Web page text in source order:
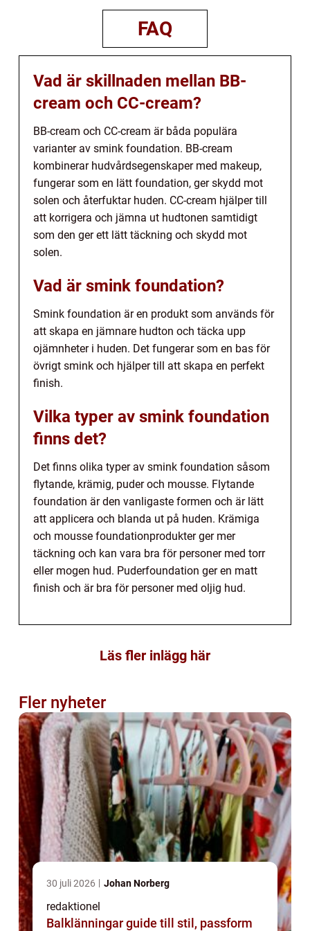
FAQ
Vad är skillnaden mellan BB-
cream och CC-cream?
BB-cream och CC-cream är båda populära
varianter av smink foundation. BB-cream
kombinerar hudvårdsegenskaper med makeup,
fungerar som en lätt foundation, ger skydd mot
solen och återfuktar huden. CC-cream hjälper till
att korrigera och jämna ut hudtonen samtidigt
som den ger ett lätt täckning och skydd mot
solen.
Vad är smink foundation?
Smink foundation är en produkt som används för
att skapa en jämnare hudton och täcka upp
ojämnheter i huden. Det fungerar som en bas för
övrigt smink och hjälper till att skapa en perfekt
finish.
Vilka typer av smink foundation
finns det?
Det finns olika typer av smink foundation såsom
flytande, krämig, puder och mousse. Flytande
foundation är den vanligaste formen och är lätt
att applicera och blanda ut på huden. Krämiga
och mousse foundationprodukter ger mer
täckning och kan vara bra för personer med torr
eller mogen hud. Puderfoundation ger en matt
finish och är bra för personer med oljig hud.
Läs fler inlägg här
Fler nyheter
30 juli 2026 Johan Norberg
redaktionel
Balklänningar guide till stil, passform